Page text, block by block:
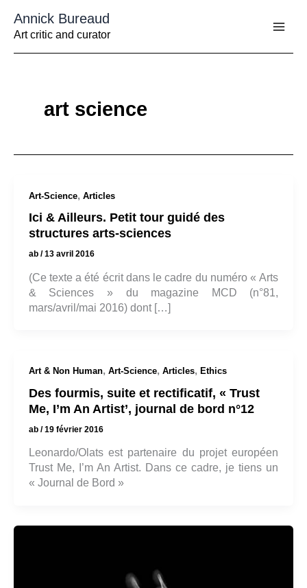
contenu
Annick Bureaud
Art critic and curator
art science
Art-Science, Articles
Ici & Ailleurs. Petit tour guidé des
structures arts-sciences
ab /13 avril 2016
(Ce texte a été écrit dans le cadre du numéro « Arts
& Sciences » du magazine MCD (n°81,
mars/avril/mai 2016) dont […]
Art & Non Human, Art-Science, Articles, Ethics
Des fourmis, suite et rectificatif, « Trust
Me, I’m An Artist’, journal de bord n°12
ab /19 février 2016
Leonardo/Olats est partenaire du projet européen
Trust Me, I’m An Artist. Dans ce cadre, je tiens un
« Journal de Bord »